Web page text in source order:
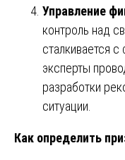
Управление
контроль над
сталкивается
эксперты
разработки
ситуации.
Как определить